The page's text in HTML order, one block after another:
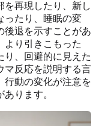
を再現したり、新し
ったり、睡眠の変
後退を示すことがあ
より引きこもった
り、回避的に見えた
マ反応を説明する言
行動の変化が注意を
ります。